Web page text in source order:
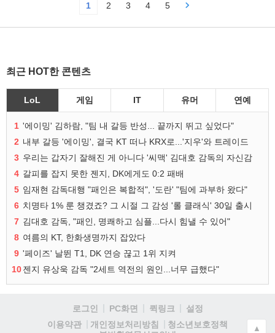
1 2 3 4 5
최근 HOT한 콘텐츠
LoL 게임 IT 유머 연예
1 '에이밍' 김하람, "팀 내 갈등 반성... 끝까지 뛰고 싶었다"
2 내부 갈등 '에이밍', 결국 KT 떠나 KRX로...'지우'와 트레이드
3 우리는 갑자기 잘해진 게 아니다 '씨맥' 김대호 감독의 자신감
4 갈피를 잡지 못한 젠지, DK에게도 0:2 패배
5 임재현 감독대행 "패인은 복합적", '도란' "팀에 과부하 왔다"
6 치명타 1% 룬 챙겼죠? 그 시절 그 감성 '롤 클래식' 30일 출시
7 김대호 감독, "패인, 명쾌하고 심플...다시 힘낼 수 있어"
8 여름의 KT, 한화생명까지 잡았다
9 '페이즈' 날뛴 T1, DK 연승 끊고 1위 지켜
10젠지 유상욱 감독 "2세트 역전의 원인...너무 급했다"
로그인 PC화면 퀵링크
설정
이용약관
개인정보처리방침
청소년보호정책
▲